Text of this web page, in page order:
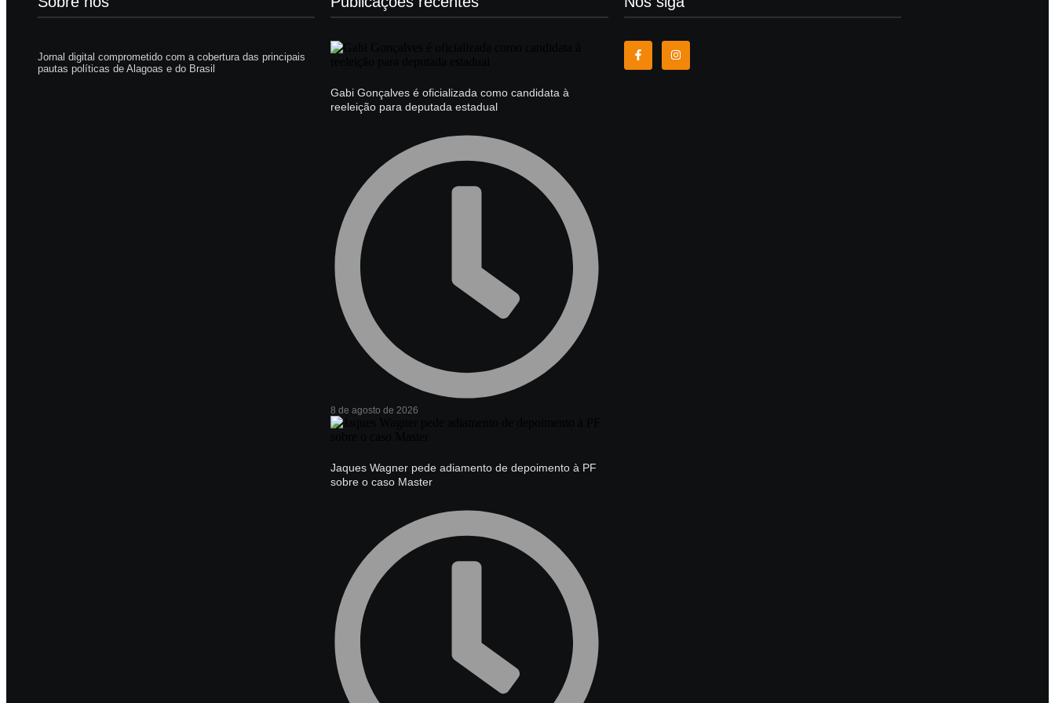
Jornal digital comprometido com a cobertura das principais
pautas políticas de Alagoas e do Brasil
Gabi Gonçalves é oficializada como candidata à
reeleição para deputada estadual
8 de agosto de 2026
Jaques Wagner pede adiamento de depoimento à PF
sobre o caso Master